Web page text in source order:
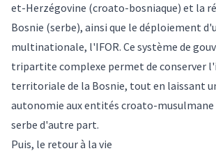
et-Herzégovine (croato-bosniaque) et la
Bosnie (serbe), ainsi que le déploiement
multinationale, l'IFOR. Ce système de
tripartite complexe permet de conserver
territoriale de la Bosnie, tout en laissant
autonomie aux entités croato-
serbe d'autre part.
Puis, le retour à la vie